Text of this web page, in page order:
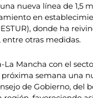
nueva línea de 1,5
en
donde ha
otras medidas.
Mancha con el
semana una
de Gobierno, del